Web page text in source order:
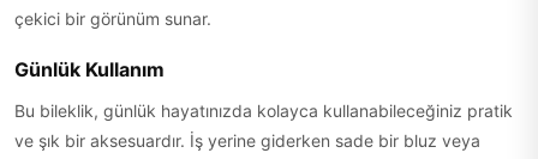
çekici bir görünüm sunar.
Günlük Kullanım
Bu bileklik, günlük hayatınızda kolayca kullanabileceğiniz pratik
ve şık bir aksesuardır. İş yerine giderken sade bir bluz veya